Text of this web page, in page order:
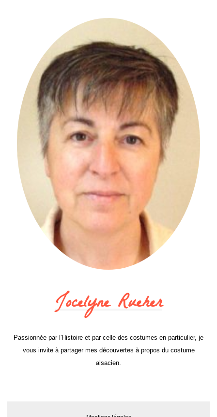
Jocelyne Rueher
Passionnée par l'Histoire et par celle des costumes en particulier, je
vous invite à partager mes découvertes à propos du costume
alsacien.